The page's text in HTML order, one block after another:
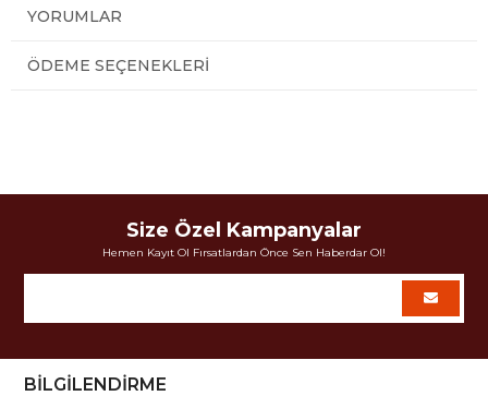
YORUMLAR
ÖDEME SEÇENEKLERI
Size Özel Kampanyalar
Hemen Kayıt Ol Fırsatlardan Önce Sen Haberdar Ol!
BİLGİLENDİRME